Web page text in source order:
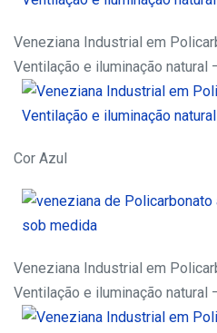
Veneziana Industrial em
Ventilação e iluminação natural
Cor Azul
Veneziana Industrial em
Ventilação e iluminação natural